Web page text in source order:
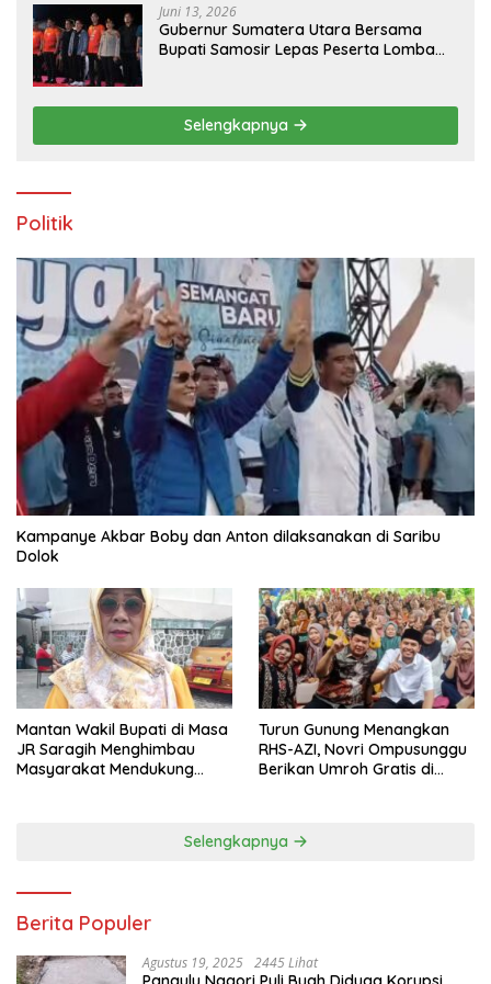
Juni 13, 2026
Gubernur Sumatera Utara Bersama
Bupati Samosir Lepas Peserta Lomba
Selengkapnya
Politik
Kampanye Akbar Boby dan Anton dilaksanakan di Saribu
Dolok
Mantan Wakil Bupati di Masa
JR Saragih Menghimbau
Masyarakat Mendukung
Turun Gunung Menangkan
RHS-AZI, Novri Ompusunggu
Berikan Umroh Gratis di
Selengkapnya
Berita Populer
Agustus 19, 2025 2445 Lihat